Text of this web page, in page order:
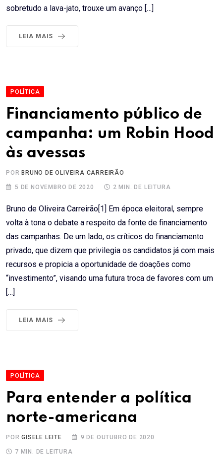
sobretudo a lava-jato, trouxe um avanço […]
LEIA MAIS
POLÍTICA
Financiamento público de
campanha: um Robin Hood
às avessas
POR BRUNO DE OLIVEIRA CARREIRÃO
5 DE NOVEMBRO DE 2020 2 MIN. DE LEITURA
Bruno de Oliveira Carreirão[1] Em época eleitoral, sempre
volta à tona o debate a respeito da fonte de financiamento
das campanhas. De um lado, os críticos do financiamento
privado, que dizem que privilegia os candidatos já com mais
recursos e propicia a oportunidade de doações como
“investimento”, visando uma futura troca de favores com um
[…]
LEIA MAIS
POLÍTICA
Para entender a política
norte-americana
PORGISELE LEITE 9 DE OUTUBRO DE 2020
7 MIN. DE LEITURA